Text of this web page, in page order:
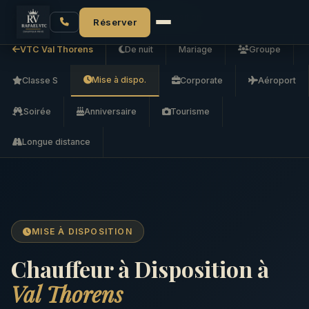
Réserver
Accueil VTC Val Thorens
VTC Val Thorens De nuit Mariage Groupe
Classe S Mise à dispo. Corporate Aéroport
Soirée Anniversaire Tourisme
Longue distance
MISE À DISPOSITION
Chauffeur à Disposition à
Val Thorens